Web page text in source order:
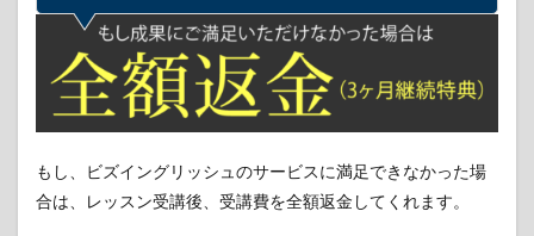
もし、ビズイングリッシュのサービスに満足できなかった場
合は、レッスン受講後、受講費を全額返金してくれます。